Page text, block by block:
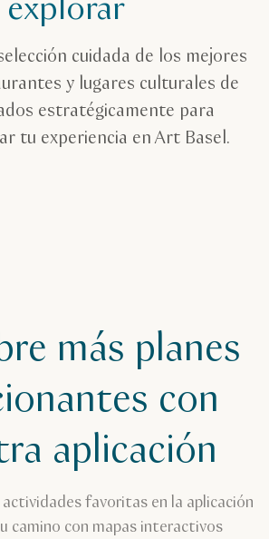
explorar
cuidada de los mejores
y lugares culturales de
estratégicamente para
tu experiencia en Art Basel.
más planes
con
aplicación
favoritas en la aplicación
camino con mapas interactivos